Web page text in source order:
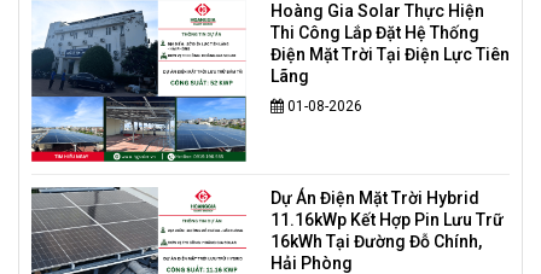
Hoàng Gia Solar Thực Hiện
Thi Công Lắp Đặt Hệ Thống
Điện Mặt Trời Tại Điện Lực Tiên
Lãng
01-08-2026
Dự Án Điện Mặt Trời Hybrid
11.16kWp Kết Hợp Pin Lưu Trữ
16kWh Tại Đường Đỗ Chính,
Hải Phòng